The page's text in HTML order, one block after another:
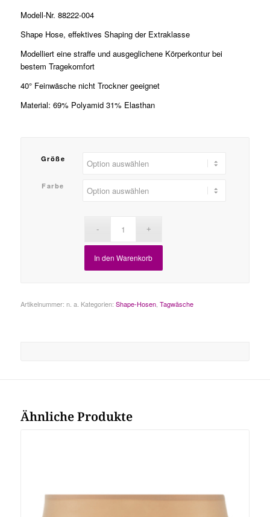
Modell-Nr. 88222-004
Shape Hose, effektives Shaping der Extraklasse
Modelliert eine straffe und ausgeglichene Körperkontur bei
bestem Tragekomfort
40° Feinwäsche nicht Trockner geeignet
Material: 69% Polyamid 31% Elasthan
Größe
Farbe
In den Warenkorb
Artikelnummer: n. a. Kategorien: Shape-Hosen, Tagwäsche
Ähnliche Produkte